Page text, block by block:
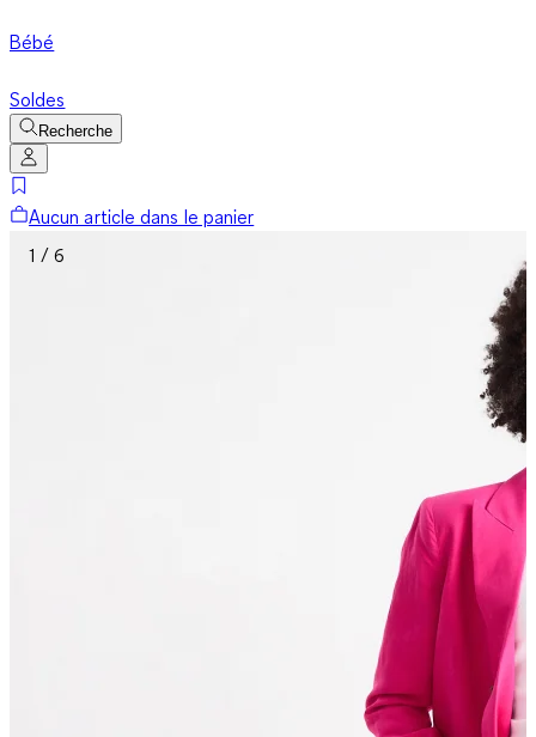
Bébé
Soldes
Recherche
Aucun article dans le panier
1 / 6